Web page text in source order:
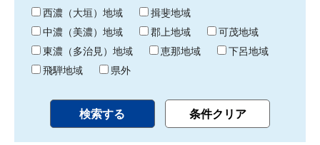
り 西濃（大垣）地域
揖斐地域
中濃（美濃）地域
郡上地域
可茂地域
東濃（多治見）地域
恵那地域
下呂地域
飛騨地域
県外